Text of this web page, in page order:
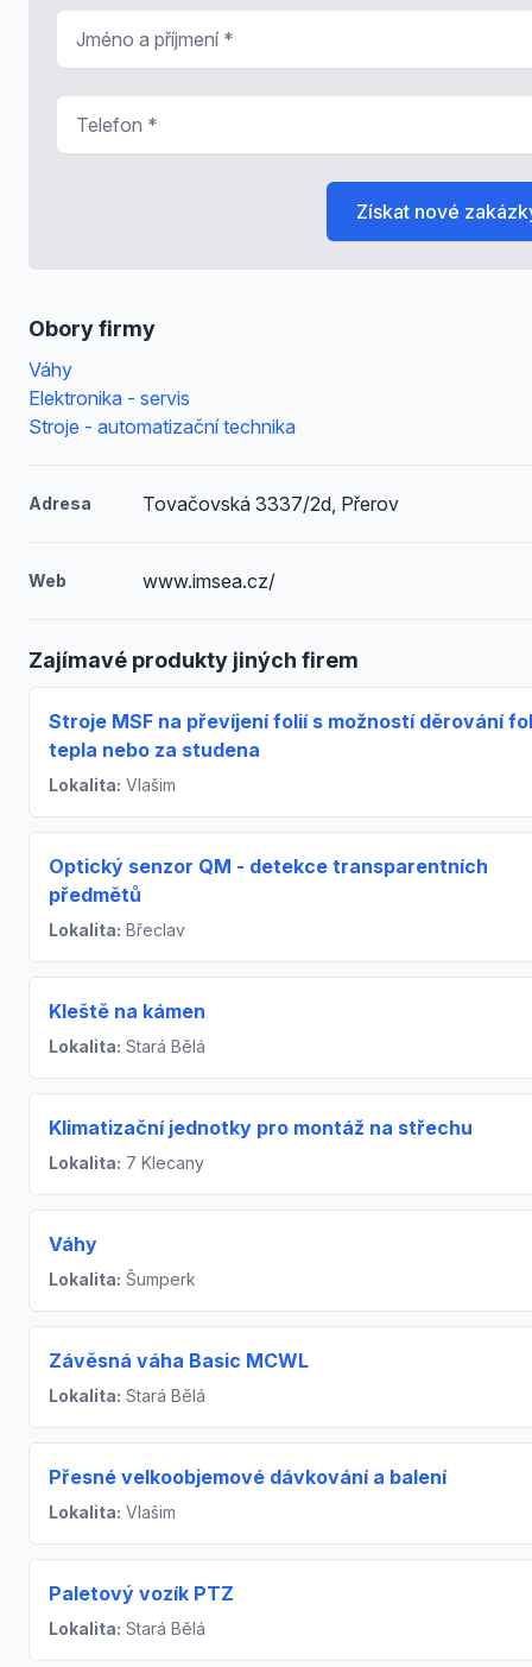
Obory firmy
Váhy
Elektronika - servis
Stroje - automatizační technika
Adresa Tovačovská 3337/2d, Přerov
Web www.imsea.cz/
Zajímavé produkty jiných firem
Stroje MSF na převíjení folií s možností děrování
tepla nebo za studena
Lokalita: Vlašim
Optický senzor QM - detekce transparentních
předmětů
Lokalita: Břeclav
Kleště na kámen
Lokalita: Stará Bělá
Klimatizační jednotky pro montáž na střechu
Lokalita: 7 Klecany
Váhy
Lokalita: Šumperk
Závěsná váha Basic MCWL
Lokalita: Stará Bělá
Přesné velkoobjemové dávkování a balení
Lokalita: Vlašim
Paletový vozík PTZ
Lokalita: Stará Bělá
Získat nové